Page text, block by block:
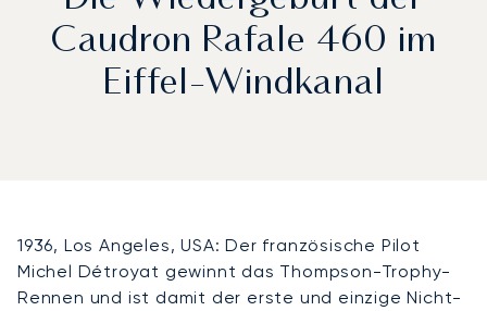
Caudron Rafale 460 im
Eiffel-Windkanal
1936, Los Angeles, USA: Der französische Pilot
Michel Détroyat gewinnt das Thompson-Trophy-
Rennen und ist damit der erste und einzige Nicht-